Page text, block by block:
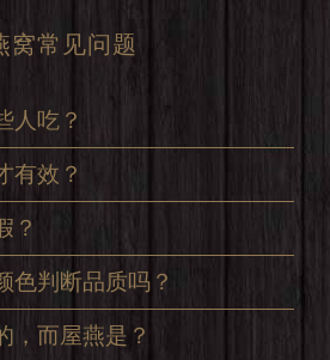
窝常见问题
人吃？
有效？
？
色判断品质吗？
，而屋燕是？